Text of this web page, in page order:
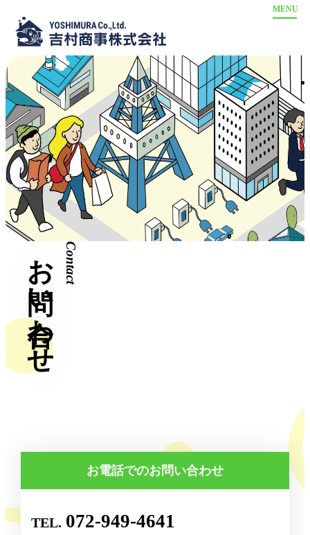
ホーム
物件情報
売買物件
賃貸物件
【八尾南】売買物件
【八尾南】賃貸物件
【八尾南】駐車場情報
駐車場情報
事業内容
不動産買取
不動産管理
リフォーム
会社案内
お問い合わせ
Contact
お問い合わせ
お電話でのお問い合わせ
072-949-4641